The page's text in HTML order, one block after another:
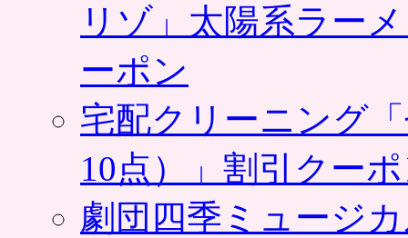
リゾ」太陽系ラー
ーポン
宅配クリーニング
10点）」割引クー
劇団四季ミュージ